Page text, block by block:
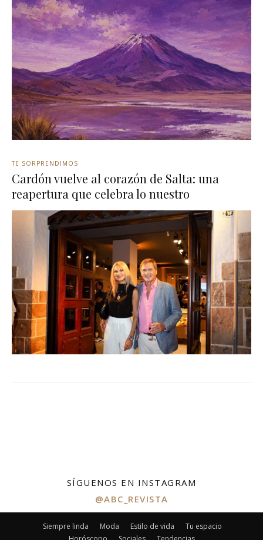
TE SORPRENDIMOS
Cardón vuelve al corazón de Salta: una
reapertura que celebra lo nuestro
SÍGUENOS EN INSTAGRAM
@ABC_REVISTA
Siempre linda Moda Estilo de vida
Tu espacio